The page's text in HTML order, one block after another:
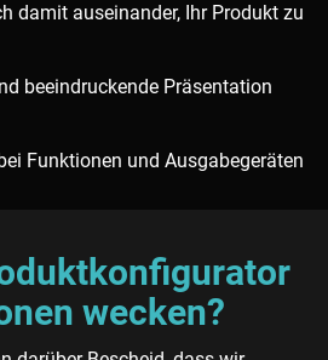
damit auseinander, Ihr Produkt zu
beeindruckende Präsentation
Funktionen und Ausgabegeräten
wecken?